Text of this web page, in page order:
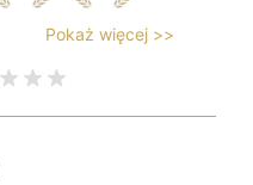
Pokaż więcej >>